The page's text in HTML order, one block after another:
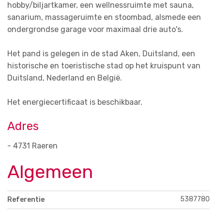
hobby/biljartkamer, een wellnessruimte met sauna,
sanarium, massageruimte en stoombad, alsmede een
ondergrondse garage voor maximaal drie auto's.
Het pand is gelegen in de stad Aken, Duitsland, een
historische en toeristische stad op het kruispunt van
Duitsland, Nederland en België.
Het energiecertificaat is beschikbaar.
Adres
- 4731 Raeren
Algemeen
Referentie 5387780